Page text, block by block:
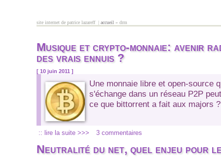
site internet de patrice lazareff |
vous êtes ici
accueil » drm
Musique et crypto-monnaie: avenir
des vrais ennuis ?
[ 10 juin 2011 ]
Une monnaie libre et open-source
s'échange dans un réseau P2P
ce que bittorrent a fait aux majors ?
:: lire la suite >>> 3 commentaires
Neutralité du net, quel enjeu pour